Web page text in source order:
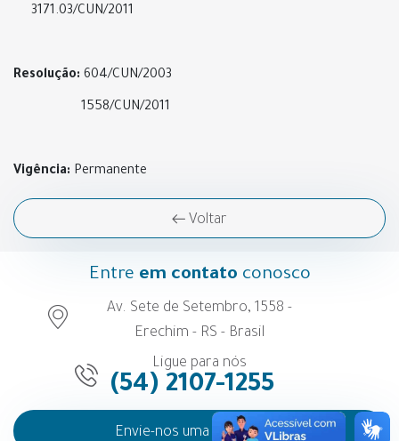
3171.03/CUN/2011
Resolução: 604/CUN/2003
1558/CUN/2011
Vigência: Permanente
Voltar
Entre em contato conosco
Av. Sete de Setembro, 1558 -
Erechim - RS - Brasil
Ligue para nós
(54) 2107-1255
Envie-nos uma mensagem